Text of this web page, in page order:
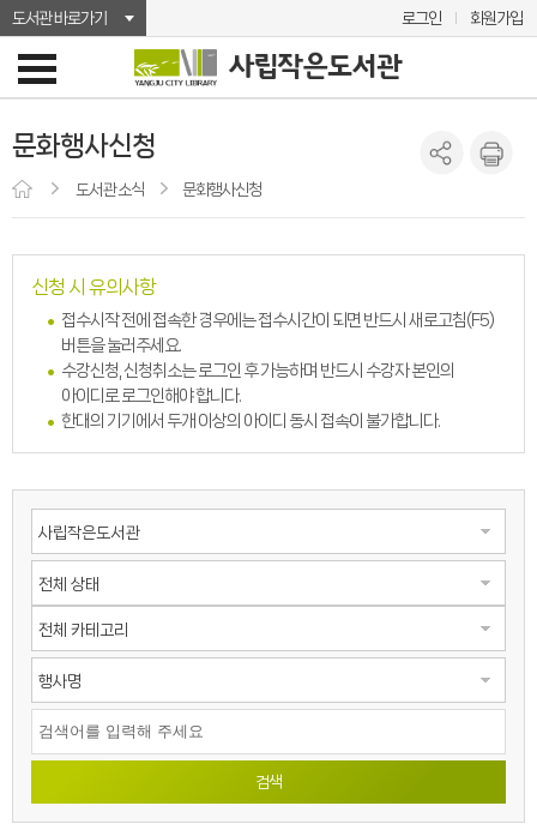
도서관 바로가기 로그인 회원가입
문화행사신청
도서관 소식 문화행사신청
신청 시 유의사항
접수시작 전에 접속한 경우에는 접수시간이 되면 반드시 새로고침(F5)
버튼을 눌러주세요.
수강신청, 신청취소는 로그인 후 가능하며 반드시 수강자 본인의
아이디로 로그인해야 합니다.
한대의 기기에서 두개 이상의 아이디 동시 접속이 불가합니다.
검색